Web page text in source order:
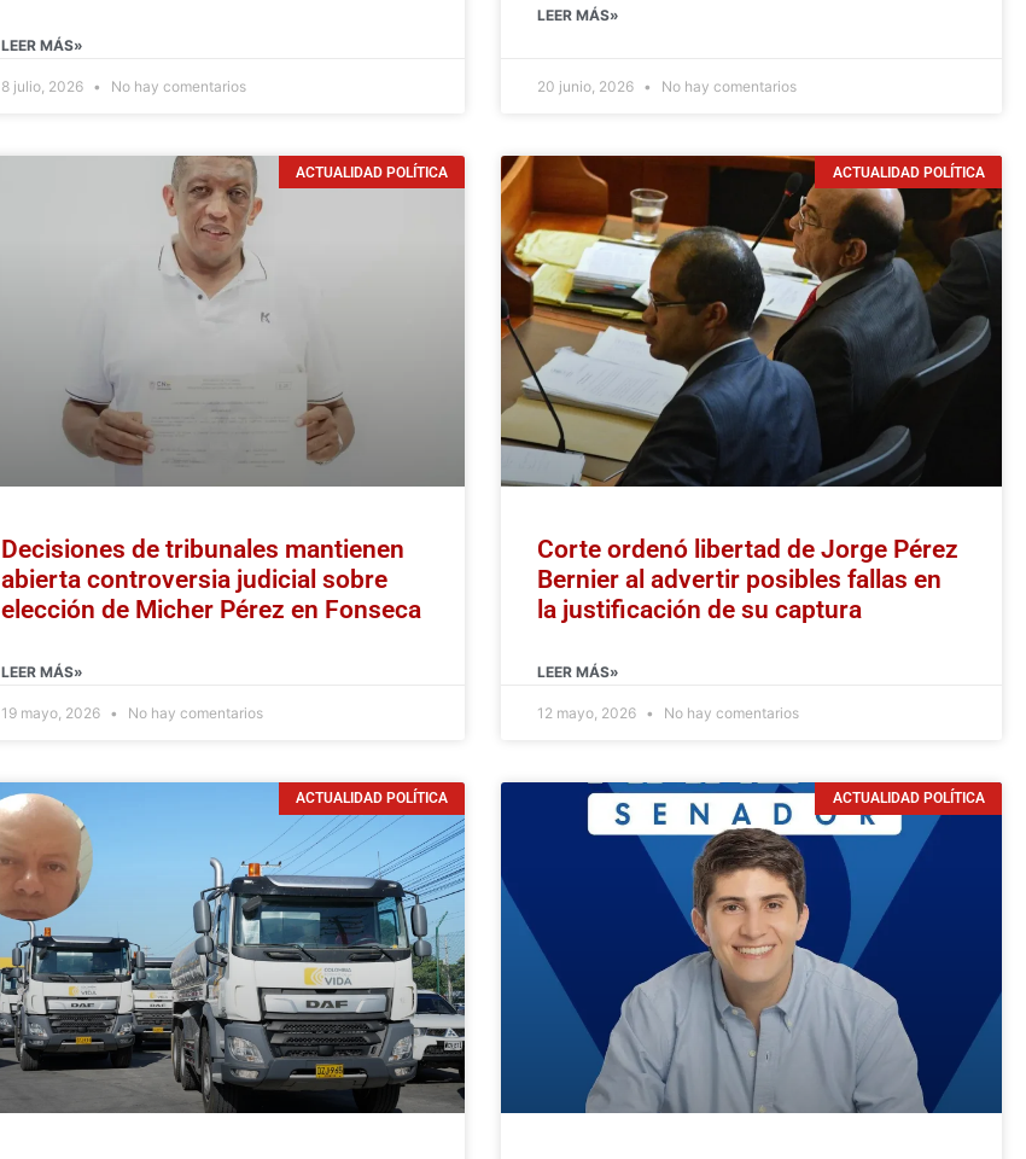
LEER MÁS»
8 julio, 2026 No hay comentarios
LEER MÁS»
20 junio, 2026 No hay comentarios
ACTUALIDAD POLÍTICA
Decisiones de tribunales mantienen
abierta controversia judicial sobre
elección de Micher Pérez en Fonseca
LEER MÁS»
19 mayo, 2026 No hay comentarios
ACTUALIDAD POLÍTICA
Corte ordenó libertad de Jorge Pérez
Bernier al advertir posibles fallas en
la justificación de su captura
LEER MÁS»
12 mayo, 2026 No hay comentarios
ACTUALIDAD POLÍTICA ACTUALIDAD POLÍTICA